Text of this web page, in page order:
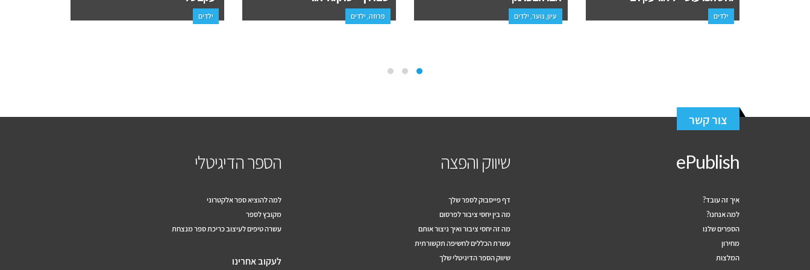
ילדים עיון, נוער, ילדים פרוזה, ילדים ילדים
צור קשר
ePublish
איך זה עובד?
למה אנחנו?
הספרים שלנו
מחירון
המלצות
שיווק והפצה
דף פייסבוק לספר שלך
מה בין יחסי ציבור לפרסום
מה זה יחסי ציבור ואיך ניצור אותם
עשרת הכללים לחשיפה תקשורתית
שיווק הספר הדיגיטלי שלך
הספר הדיגיטלי
למה להוציא ספר אלקטרוני
מקובץ לספר
עשרה טיפים לעיצוב כריכת ספר מנצחת
לעקוב אחרינו